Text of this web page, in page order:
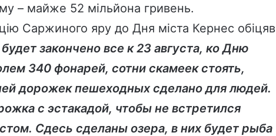
– майже 52 мільйона гривень.
Саржиного яру до Дня міста Кернес обіцяв
закончено все к 23 августа, ко Дню
340 фонарей, сотни скамеек стоять,
дорожек пешеходных сделано для людей.
с эстакадой, чтобы не встретился
Сдесь сделаны озера, в них будет рыба